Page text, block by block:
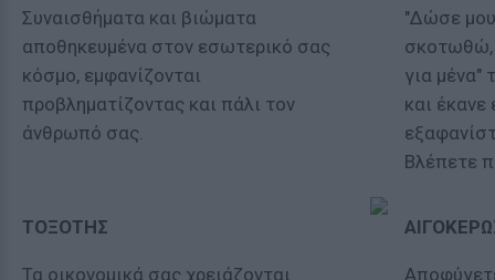
Συναισθήματα και βιώματα
αποθηκευμένα στον εσωτερικό σας
κόσμο, εμφανίζονται
προβληματίζοντας και πάλι τον
άνθρωπό σας.
"Δώσε
σκοτωθώ,
για μένα"
και έκανε
Βλέπετε
ΤΟΞΟΤΗΣ
Τα οικονομικά σας χρειάζονται